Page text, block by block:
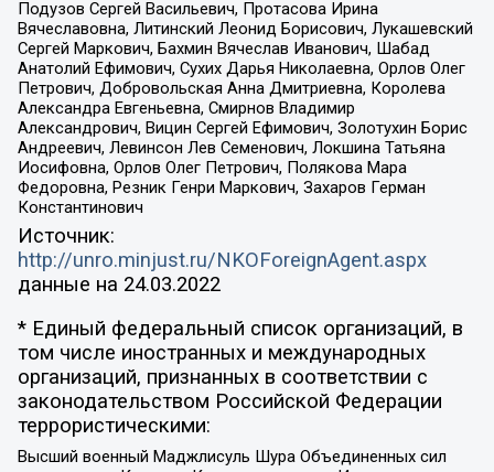
Подузов Сергей Васильевич, Протасова Ирина
Вячеславовна, Литинский Леонид Борисович, Лукашевский
Сергей Маркович, Бахмин Вячеслав Иванович, Шабад
Анатолий Ефимович, Сухих Дарья Николаевна, Орлов Олег
Петрович, Добровольская Анна Дмитриевна, Королева
Александра Евгеньевна, Смирнов Владимир
Александрович, Вицин Сергей Ефимович, Золотухин Борис
Андреевич, Левинсон Лев Семенович, Локшина Татьяна
Иосифовна, Орлов Олег Петрович, Полякова Мара
Федоровна, Резник Генри Маркович, Захаров Герман
Константинович
Источник:
http://unro.minjust.ru/NKOForeignAgent.aspx
данные на 24.03.2022
* Единый федеральный список организаций, в
том числе иностранных и международных
организаций, признанных в соответствии с
законодательством Российской Федерации
террористическими:
Высший военный Маджлисуль Шура Объединенных сил